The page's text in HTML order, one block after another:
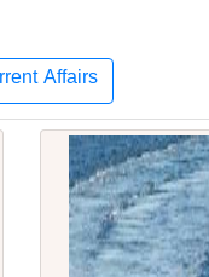
Affairs